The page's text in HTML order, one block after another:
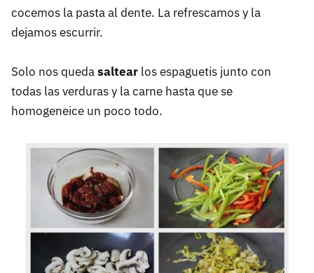
cocemos la pasta al dente. La refrescamos y la
dejamos escurrir.
Solo nos quedasaltear los espaguetis junto con
todas las verduras y la carne hasta que se
homogeneice un poco todo.